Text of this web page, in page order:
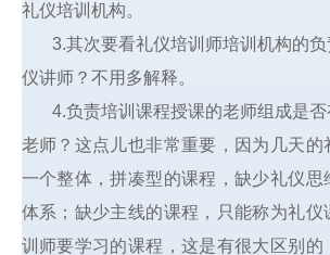
礼仪培训机构。
3.其次要看礼仪培训师培训机构的负
仪讲师？不用多解释。
4.负责培训课程授课的老师组成是否
老师？这点儿也非常重要，因为几天的
一个整体，拼凑型的课程，缺少礼仪思
体系；缺少主线的课程，只能称为礼仪
训师要学习的课程，这是有很大区别的